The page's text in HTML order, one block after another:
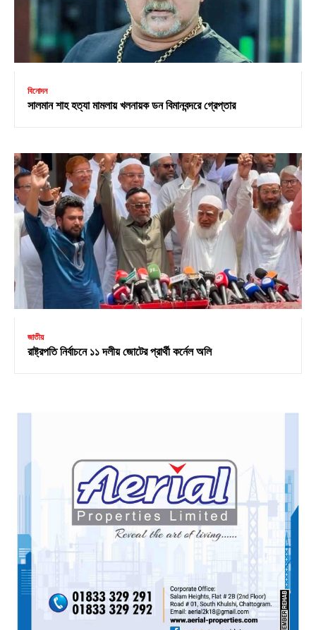
বিনোদন
সালমান শাহ হত্যা মামলায় খলনায়ক ডন বিমানবন্দরে গ্রেপ্তার
জাতীয়
রাষ্ট্রপতি নির্বাচনে ১১ দলীয় জোটের প্রার্থী কর্নেল অলি